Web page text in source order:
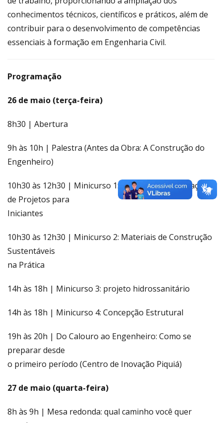
conhecimentos técnicos, científicos e práticos, além de
contribuir para o desenvolvimento de competências
essenciais à formação em Engenharia Civil.
Programação
26 de maio (terça-feira)
8h30 | Abertura
9h às 10h | Palestra (Antes da Obra: A Construção do
Engenheiro)
10h30 às 12h30 | Minicurso 1: Leitura e Interpretação
de Projetos para
Iniciantes
10h30 às 12h30 | Minicurso 2: Materiais de Construção
Sustentáveis
na Prática
14h às 18h | Minicurso 3: projeto hidrossanitário
14h às 18h | Minicurso 4: Concepção Estrutural
19h às 20h | Do Calouro ao Engenheiro: Como se
preparar desde
o primeiro período (Centro de Inovação Piquiá)
27 de maio (quarta-feira)
8h às 9h | Mesa redonda: qual caminho você quer